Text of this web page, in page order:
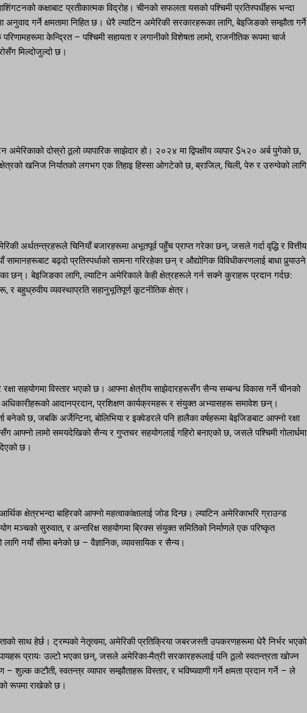
कक्षाबाट प्रतीकात्मक विद्रोह। चीनको सफलता यसको पश्चिमी प्रतिस्पर्धीहरू भन्दा
गर्ने क्षमतामा निहित छ। धेरै ल्याटिन अमेरिकी सरकारहरूका लागि, बेइजिङको सम्झौता गर्ने
केन्द्रित – पश्चिमी सहायता र लगानीको विशेषता लामो, राजनीतिक रूपमा चार्ज
मिल्दोजुल्दो छ।
दोस्रो ठूलो व्यापारिक साझेदार हो। २०२४ मा द्विपक्षीय व्यापार $५२० अर्ब पुगेको छ,
खनिज निर्यातको लगभग एक तिहाइ हिस्सा ओगटेको छ, ब्राजिल, चिली, पेरु र उरुग्वेको लागि
अर्थतन्त्रहरूले चिनियाँ बजारहरूमा अभूतपूर्व पहुँच प्राप्त गरेका छन्, जसले गर्दा वृद्धि र वित्तीय
बढ्दो प्रतिस्पर्धाको सामना गरिरहेका छन् र औद्योगिक विविधीकरणलाई बाधा पुर्‍याउने
छन्। बेइजिङका लागि, ल्याटिन अमेरिकाले केही क्षेत्रहरूले गर्न सक्ने कुराहरू प्रदान गर्दछ:
र बहुध्रुवीय व्यवस्थाप्रति सहानुभूतिपूर्ण कूटनीतिक क्षेत्र।
सहयोगमा विस्तार भएको छ। आफ्ना क्षेत्रीय साझेदारहरूसँग सैन्य सम्बन्ध विकास गर्ने चीनको
अधिकारीहरूको आदानप्रदान, प्रशिक्षण कार्यक्रमहरू र संयुक्त अभ्यासहरू समावेश छन्।
छ, जबकि अर्जेन्टिना, बोलिभिया र इक्वेडरले पनि हालैका वर्षहरूमा बेइजिङबाट आफ्नो रक्षा
आफ्नो लामो समयदेखिको सैन्य र गुप्तचर सहयोगलाई गहिरो बनाएको छ, जसले पश्चिमी गोलार्धमा
छ।
क्षेत्रभन्दा बाहिरको आफ्नो महत्वाकांक्षालाई जोड दिन्छ। ल्याटिन अमेरिकाभरि ग्राउन्ड
मञ्चको सुरुवात, र अन्तरिक्ष सहयोगमा ब्रिक्स संयुक्त समितिको निर्माणले एक परिष्कृत
नयाँ सीमा बनेको छ – वैज्ञानिक, व्यावसायिक र सैन्य।
साथ हेर्छ। ट्रम्पको नेतृत्वमा, अमेरिकी प्रतिक्रिया जबरजस्ती उपकरणहरूमा धेरै निर्भर भएको
प्रायः उल्टो भएका छन्, जसले अमेरिका-मैत्री सरकारहरूलाई पनि ठूलो स्वतन्त्रता खोज्न
शुल्क कटौती, स्वतन्त्र व्यापार सम्झौताहरू विस्तार, र भविष्यवाणी गर्ने क्षमता प्रदान गर्ने – ले
रूपमा राखेको छ।